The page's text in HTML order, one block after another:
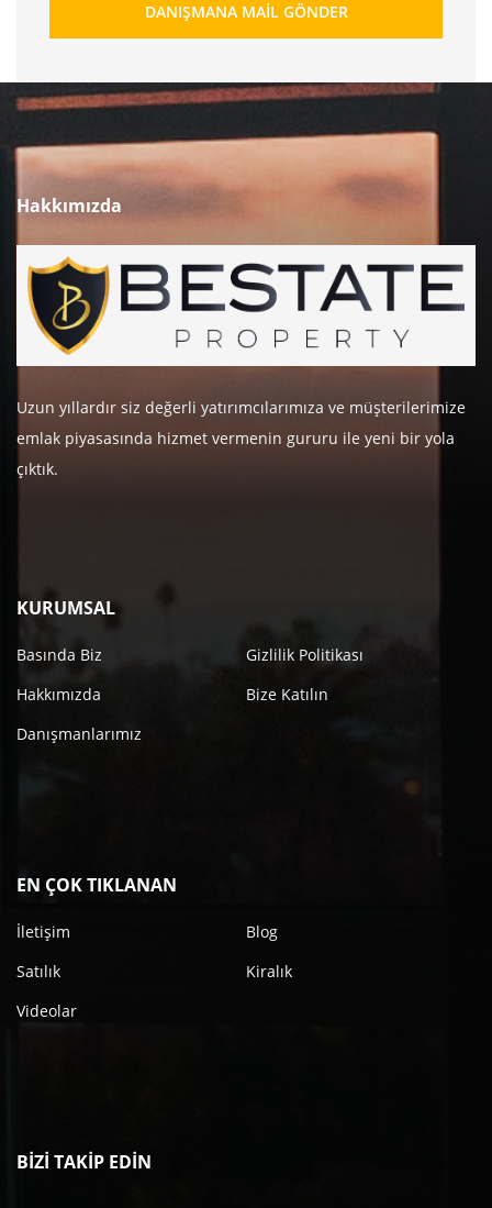
DANIŞMANA MAIL GÖNDER
Hakkımızda
Uzun yıllardır siz değerli yatırımcılarımıza ve müşterilerimize
emlak piyasasında hizmet vermenin gururu ile yeni bir yola
çıktık.
KURUMSAL
Basında Biz
Gizlilik Politikası
Hakkımızda
Bize Katılın
Danışmanlarımız
EN ÇOK TIKLANAN
İletişim
Blog
Satılık
Kiralık
Videolar
BİZİ TAKİP EDİN